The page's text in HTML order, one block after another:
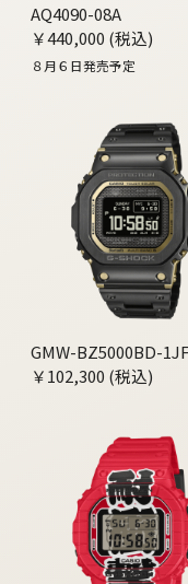
AQ4090-08A
￥440,000 (税込)
８月６日発売予定
GMW-BZ5000BD-1JF
￥102,300 (税込)